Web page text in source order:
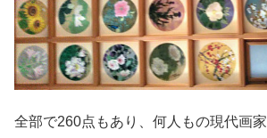
全部で260点もあり、何人もの現代画